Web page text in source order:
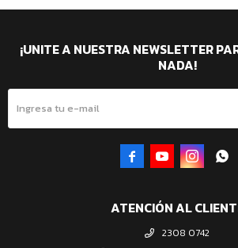
ATENCIÓN AL
2308 0742
¡UNITE A NUESTRA NEWSLETTER
NADA!
   